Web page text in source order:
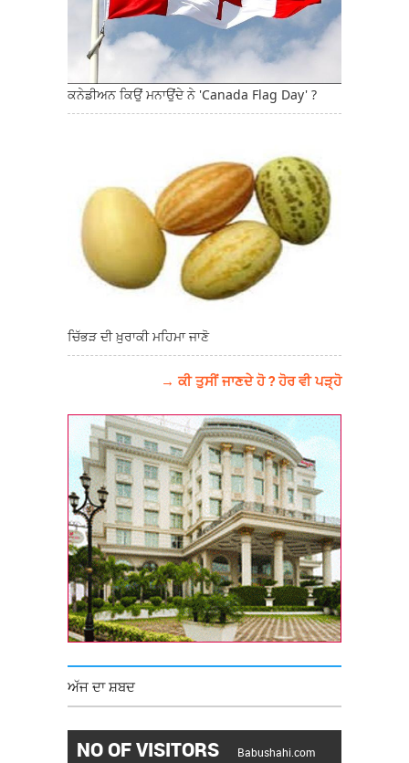
ਕਨੇਡੀਅਨ ਕਿਉਂ ਮਨਾਉਂਦੇ ਨੇ 'Canada Flag Day' ?
ਚਿੱਭੜ ਦੀ ਖ਼ੁਰਾਕੀ ਮਹਿਮਾ ਜਾਣੋ
→ ਕੀ ਤੁਸੀਂ ਜਾਣਦੇ ਹੋ ? ਹੋਰ ਵੀ ਪੜ੍ਹੋ
ਅੱਜ ਦਾ ਸ਼ਬਦ
NO OF VISITORS Babushahi.com